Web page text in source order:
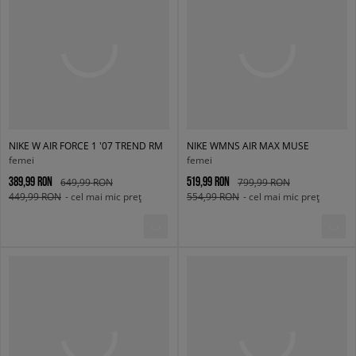
NIKE W AIR FORCE 1 '07 TREND RM
femei
389,99 RON
649,99 RON
449,99 RON - cel mai mic preț
NIKE WMNS AIR MAX MUSE
femei
519,99 RON
799,99 RON
554,99 RON - cel mai mic preț